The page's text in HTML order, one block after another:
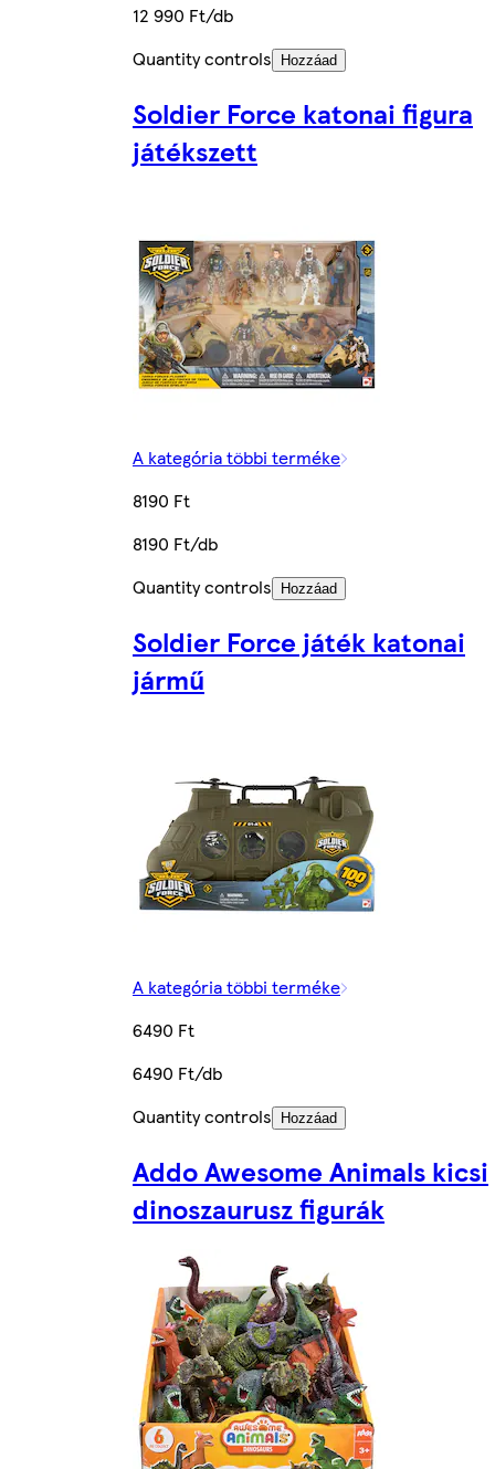
12 990 Ft/db
Quantity controls
Hozzáad
Soldier Force katonai figura
játékszett
A kategória többi terméke
8190 Ft
8190 Ft/db
Quantity controls
Hozzáad
Soldier Force játék katonai
jármű
A kategória többi terméke
6490 Ft
6490 Ft/db
Quantity controls
Hozzáad
Addo Awesome Animals kicsi
dinoszaurusz figurák